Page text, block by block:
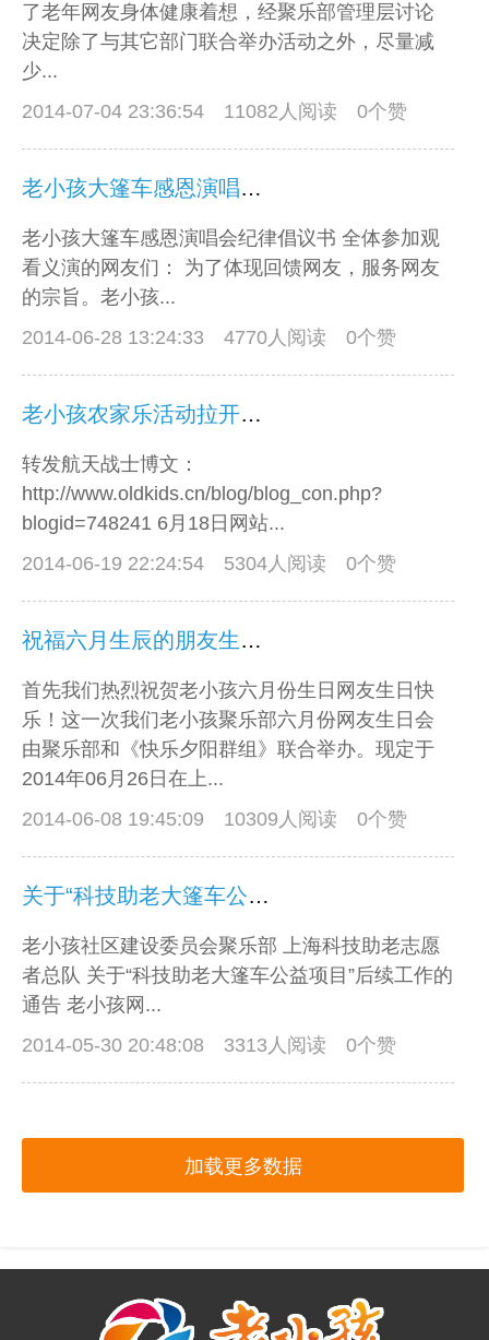
了老年网友身体健康着想，经聚乐部管理层讨论
决定除了与其它部门联合举办活动之外，尽量减
少...
2014-07-04 23:36:54
11082人阅读 0个赞
老小孩大篷车感恩演唱会纪律倡议书
老小孩大篷车感恩演唱会纪律倡议书 全体参加观
看义演的网友们： 为了体现回馈网友，服务网友
的宗旨。老小孩...
2014-06-28 13:24:33
4770人阅读 0个赞
老小孩农家乐活动拉开序幕了！
转发航天战士博文：
http://www.oldkids.cn/blog/blog_con.php?
blogid=748241 6月18日网站...
2014-06-19 22:24:54
5304人阅读 0个赞
祝福六月生辰的朋友生日快乐！
首先我们热烈祝贺老小孩六月份生日网友生日快
乐！这一次我们老小孩聚乐部六月份网友生日会
由聚乐部和《快乐夕阳群组》联合举办。现定于
2014年06月26日在上...
2014-06-08 19:45:09
10309人阅读 0个赞
关于“科技助老大篷车公益项目”后续工作的通告
老小孩社区建设委员会聚乐部 上海科技助老志愿
者总队 关于“科技助老大篷车公益项目”后续工作的
通告 老小孩网...
2014-05-30 20:48:08
3313人阅读 0个赞
加载更多数据